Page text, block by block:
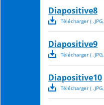
Diapositive8
Télécharger( .JPG,
Diapositive9
Télécharger( .JPG,
Diapositive10
Télécharger( .JPG,